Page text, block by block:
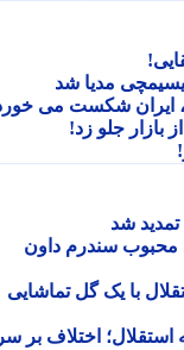
مدیا شد
شکست می خورد
جلو زد!
سندرم داون
با یک گل تماشایی
اختلاف بر سر